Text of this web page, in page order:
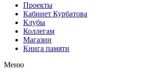
Проекты
Кабинет Курбатова
Клубы
Коллегам
Магазин
Книга памяти
Меню